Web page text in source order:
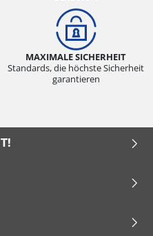
MAXIMALE SICHERHEIT
Standards, die höchste Sicherheit
garantieren